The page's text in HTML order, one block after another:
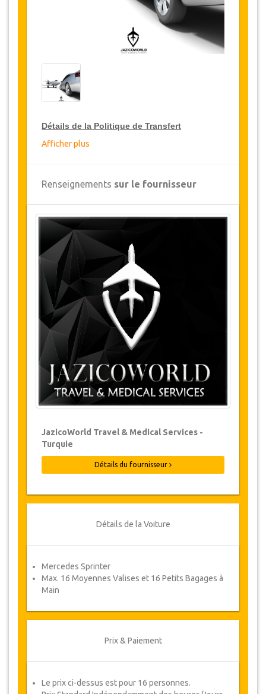
Détails de la Politique de Transfert
JazicoWorld offre pour les grands voyageurs,
15% de réduction sur les transferts
toute la Turquie et ce pendant une période de
12 mois, pour obtenir votre remise sur le
transfert, cliquez ci-dessus sur le bouton
Détails de la remise
Changements et Politique d'annulation
Les modifications de réservations peuvent
être possibles si l’avis est donné à temps.
Pour plus d'informations veuillez nous
contacter.
Pour toutes les annulations faites au
moins 24 heures à l’avance, il n‘y aura
pas de frais, même si la réservation a été
confirmée. L'annulation ne peut être faite
que par écrit en envoyant un courrier
électronique.
moins de 24 heures avant le transfert.
Dans de tels cas, les paiements sont non-
remboursables.
De temps en temps, JazicoWorld peut
ou un remboursement complet.
Une fois votre paiement effectué, vous serez
redirigé vers détails YourCard pour entrer vos
votre Coupon de service automatiquement.
Afficher plus
Renseignements sur le fournisseur
JazicoWorld Travel & Medical Services -
Turquie
Détails du fournisseur
Détails de la Voiture
Mercedes Sprinter
Max. 16 Moyennes Valises et 16 Petits Bagages à
Main
Prix & Paiement
Le prix ci-dessus est pour 16 personnes.